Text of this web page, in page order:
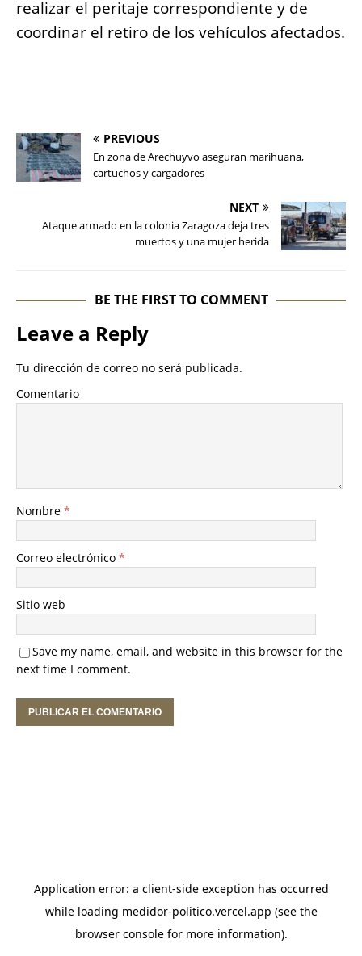
realizar el peritaje correspondiente y de
coordinar el retiro de los vehículos afectados.
PREVIOUS
En zona de Arechuyvo aseguran marihuana,
cartuchos y cargadores
NEXT
Ataque armado en la colonia Zaragoza deja tres
muertos y una mujer herida
BE THE FIRST TO COMMENT
Leave a Reply
Tu dirección de correo no será publicada.
Comentario
Nombre *
Correo electrónico *
Sitio web
Save my name, email, and website in this browser for the
next time I comment.